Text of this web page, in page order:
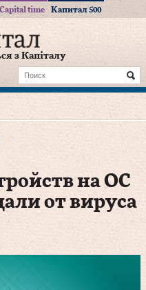
Capital time Капитал 500
з Капіталу
на OC
от вируса